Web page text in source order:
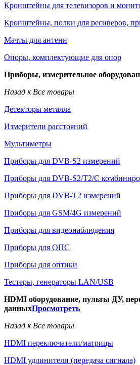
Кронштейны для телевизоров и
Кронштейны, полки для ресиверов,
Мачты для антенн
Опоры, комплектующие для опор
Приборы, измерительное
Назад к Все товары
Детекторы металла
Измерители расстояний
Мультиметры
Приборы для DVB-S2 измерений
Приборы для DVB-S2/T2/C
Приборы для DVB-T2 измерений
Приборы для GSM/4G измерений
Приборы для видеонаблюдения
Приборы для ОПС
Приборы для оптики
Тестеры, генераторы LAN/USB
HDMI оборудование, пульты ДУ,
данныхПросмотреть
Назад к Все товары
HDMI переключатели/матрицы
HDMI удлинители (передача сигнала)